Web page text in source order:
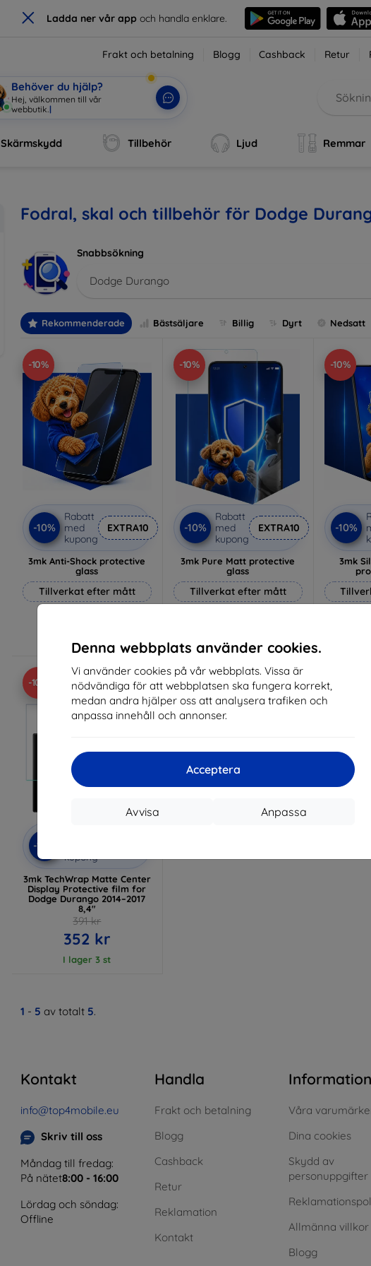
× Ladda ner vår app och handla enklare.
Denna webbplats använder cookies.
Vi använder cookies på vår webbplats. Vissa är
nödvändiga för att webbplatsen ska fungera korrekt,
medan andra hjälper oss att analysera trafiken och
anpassa innehåll och annonser.
Acceptera
Anpassa
Avvisa
Frakt och betalning Blogg Cashback Retur
Behöver du hjälp?
Hej, välkommen till vår
webbutik |
Skärmskydd Tillbehör Ljud Remmar
Fodral, skal och tillbehör för Dodge
Snabbsökning
Dodge Durango
Rekommenderade Bästsäljare Billig Dyrt Nedsatt
-10%
-10%
Rabatt
med
kupong
EXTRA10
3mk Anti-Shock protective
glass
Tillverkat efter mått
I lager > 5 st
-10%
-10%
Rabatt
med
kupong
EXTRA10
3mk Pure Matt protective
glass
Tillverkat efter mått
I lager > 5 st
-10%
-10%
3mk
I
-10%
-10%
kupong
3mk TechWrap Matte Center
Display Protective film for
Dodge Durango 2014–2017
8,4"
391 kr
352 kr
I lager 3 st
1 - 5 av totalt 5.
Kontakt
info@top4mobile.eu
Skriv till oss
Måndag till fredag:
På nätet8:00 - 16:00
Lördag och söndag:
Offline
Handla
Frakt och betalning
Blogg
Cashback
Retur
Reklamation
Kontakt
Information
Våra
Dina cookies
Skydd av
personuppgifter
Allmänna villkor
Blogg